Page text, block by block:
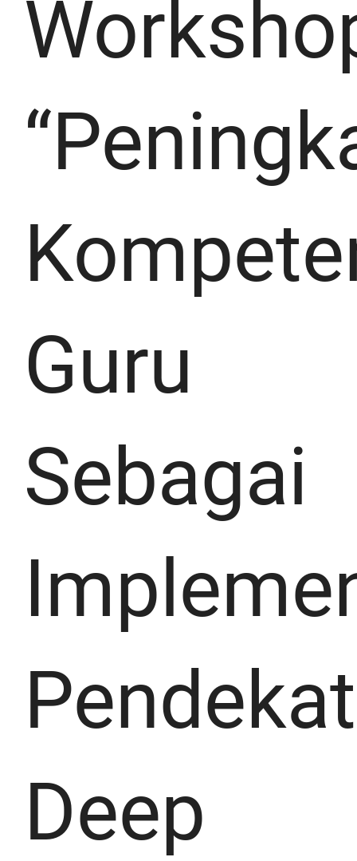
Guru
Sebagai
Deep